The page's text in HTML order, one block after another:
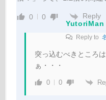
0 0
Reply
YutoriMan
Reply to
突っ込むべきところ
ぁ・・・
0 0